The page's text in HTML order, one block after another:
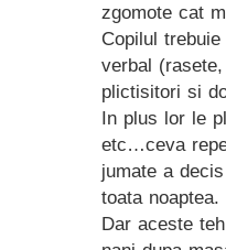
zgomote cat
Copilul
verbal
plictisitori si
In plus lor le
etc…ceva
jumate a
toata noaptea.
Dar aceste